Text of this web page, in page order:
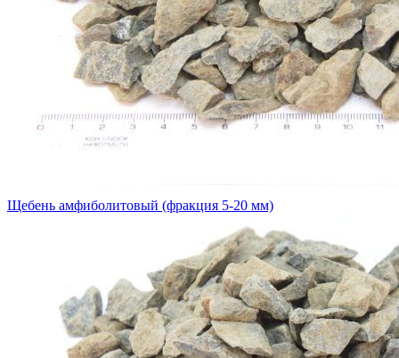
Щебень амфиболитовый (фракция 5-20 мм)